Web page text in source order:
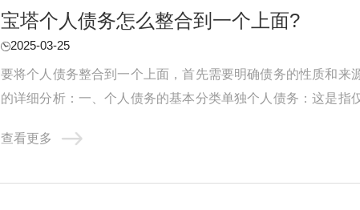
‌宝塔个人债务怎么整合到一个上面?
2025-03-25
要将个人债务整合到一个上面，首先需要明确债务的性质和
的详细分析：一、个人债务的基本分类单独个人债务：这是
查看更多